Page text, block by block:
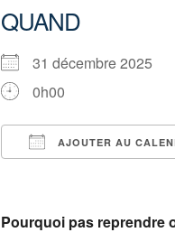
QUAND
31 décembre 2025
0h00
AJOUTER AU
Pourquoi pas reprendre